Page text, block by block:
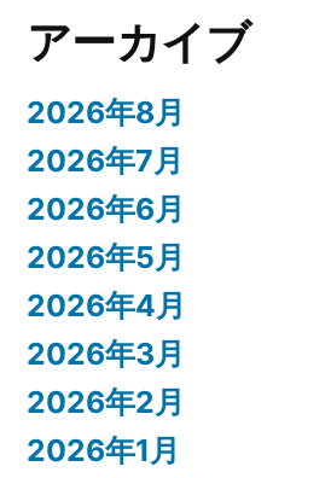
アーカイブ
2026年8月
2026年7月
2026年6月
2026年5月
2026年4月
2026年3月
2026年2月
2026年1月